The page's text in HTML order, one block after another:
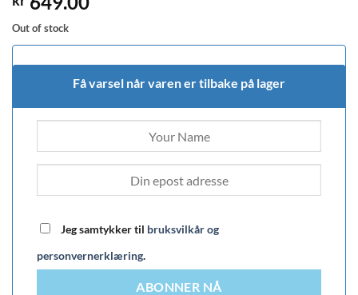
Out of stock
Få varsel når varen er tilbake på lager
Jeg samtykker til bruksvilkår og
personvernerklæring.
ABONNER NÅ